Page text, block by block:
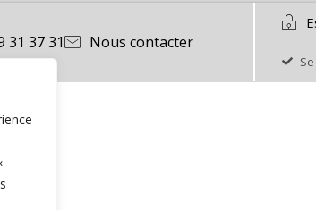
31 37 31 Nous contacter